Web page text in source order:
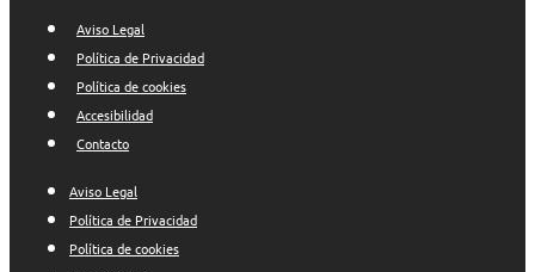
Aviso Legal
Política de Privacidad
Política de cookies
Accesibilidad
Contacto
Aviso Legal
Política de Privacidad
Política de cookies